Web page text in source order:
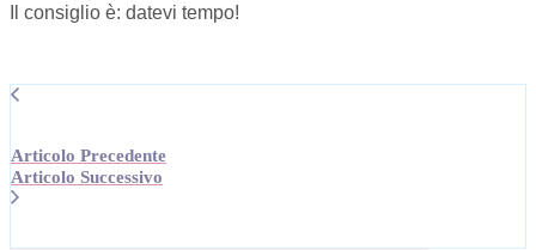
Il consiglio è: datevi tempo!
Articolo Precedente
Articolo Successivo